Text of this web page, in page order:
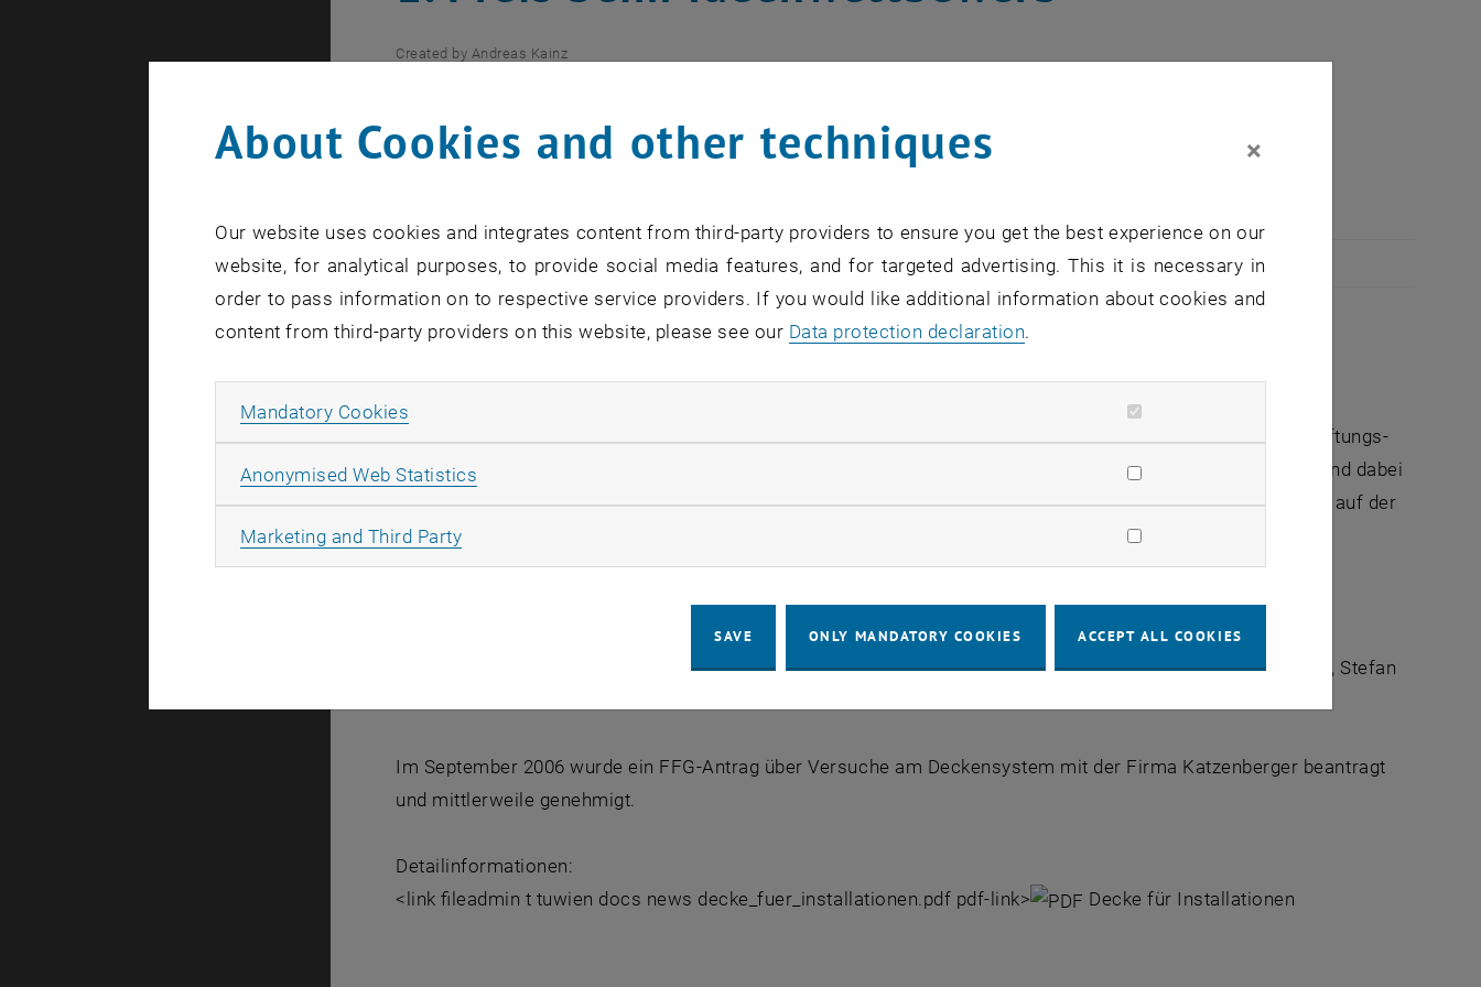
Created by Andreas Kainz
Andreas Kainz vom Institut für Tragkonstruktionen wurde beim
Ideenwettbewerb Genius 2006 mit dem ersten Preis ausgezeichnet.
The images for this item are only visible after login.
Der junge Bauingenieur hat mit seinem Dissertationsthema "Decke für Installationen" am Ideenwettbewerb
Bei der "Decke für Installationen" handelt es sich um ein neues Deckensystem bei dem die Installationen (Lüftungs-
Klimaleitung, Kommunikationkabel, etc. ) in der Tragkonstruktion untergebracht werden. Die Installationen sind dabei
über die gesamte Lebensdauer des Gebäudes permanent zugänglich. Bei Umbauarbeiten werden einfach die auf der
Tragkonstruktion befindlichen Abdeckplatten abgenommen und die zusätzlichen Leitungen eingelegt.
Zusätzlich ergibt sich durch das sehr leichte System (ca.300kg/m²) und durch die zusätzliche Höhe, da die
Installationsleitungen eingelegt werden, eine Vergrößerung der Spannweite. Das Patent für die "Decke für
Installationen", wurde von der Technischen Universität aufgegriffen. Die Erfinder sind Prof. Johann Kollegger, Stefan
Im September 2006 wurde ein FFG-Antrag über Versuche am Deckensystem mit der Firma Katzenberger beantragt
und mittlerweile genehmigt.
Detailinformationen:
<link fileadmin t tuwien docs news decke_fuer_installationen.pdf pdf-link>
Decke für Installationen
About Cookies and other techniques ×
Our website uses cookies and integrates content from third-party providers to ensure you get the best experience on our
website, for analytical purposes, to provide social media features, and for targeted advertising. This it is necessary in
order to pass information on to respective service providers. If you would like additional information about cookies and
content from third-party providers on this website, please see our Data protection declaration.
Mandatory Cookies
Anonymised Web Statistics
Marketing and Third PartyAllow marketing cookies
SAVE ONLY MANDATORY COOKIES ACCEPT ALL COOKIES